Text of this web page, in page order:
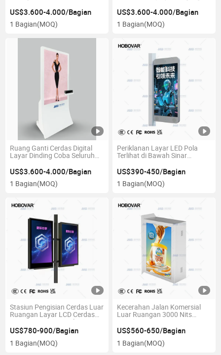
US$3.600-4.000/Bagian
1 Bagian(MOQ)
US$3.600-4.000/Bagian
1 Bagian(MOQ)
Ruang Ganti Cerdas Digital
Layar Dinding Coba Seluruh
US$3.600-4.000/Bagian
1 Bagian(MOQ)
Periklanan Layar LED Pola
Terlihat di Bawah Sinar
Luar Ruangan
US$390-450/Bagian
1 Bagian(MOQ)
Stasiun Pengisian Cerdas Luar
Ruangan Layar LCD Cerdas
Luar Ruangan Digital Signage
US$780-900/Bagian
1 Bagian(MOQ)
Kecerahan Jalan Komersial
Luar Ruangan 3000 Nits
Papan Digital
US$560-650/Bagian
1 Bagian(MOQ)